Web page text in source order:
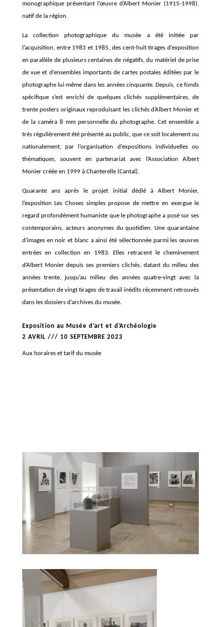
monographique présentant
l’œuvre d’Albert Monier (1915-1998),
natif de la région.
La collection photographique du musée a étéinitiée par
l’acquisition, entre 1983 et 1985, des cent-huit tiragesd’exposition
en parallèlede plusieurs centaines de négatifs, du matériel de prise
de vueet d’ensemblesimportants de cartes postales éditées par le
photographe lui-même dans les années cinquante. Depuis, ce fonds
spécifiques’est enrichide quelques clichés supplémentaires,de
trenteposters originaux reproduisant les clichés d’Albert Monier et
de la caméra 8 mmpersonnelledu photographe. Cet ensemble a
très régulièrement étéprésenté au public, que ce soit localement ou
nationalement, par l’organisation d’expositions individuelles ou
thématiques, souvent en partenariatavec l’Association Albert
Monier créée en 1999 à Chanterelle (Cantal).
Quarante ansaprès le projet initial dédié à Albert Monier,
’exposition Les Choses simplespropose de mettre en exerguele
regardprofondément humaniste que lephotographea posé sur ses
contemporains, acteurs anonymes du quotidien.Une quarantaine
d’images en noir et blanc a ainsiété sélectionnéeparmi les œuvres
entrées en collection en
1983.
Elles retracent le cheminement
d’Albert Monierdepuis ses premiers clichés,datant du milieu des
années trente,
jusqu’au milieu des années quatre-vingtavec la
présentation devingt tirages de travail inéditsrécemment retrouvés
dans les dossiers d’archivesdu musée.
Exposition au Musée d’art et d’Archéologie
2 AVRIL /// 10 SEPTEMBRE 2023
Aux horaires et tarif du musée